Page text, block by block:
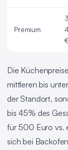
Premium
€
Die
mittleren bis
der Standort,
bis 45% des
für 500 Euro vs.
sich bei